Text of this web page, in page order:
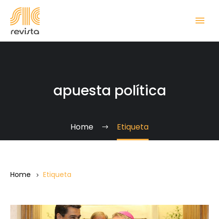
apuesta política
Home Etiqueta
Home Etiqueta
Acuerdo